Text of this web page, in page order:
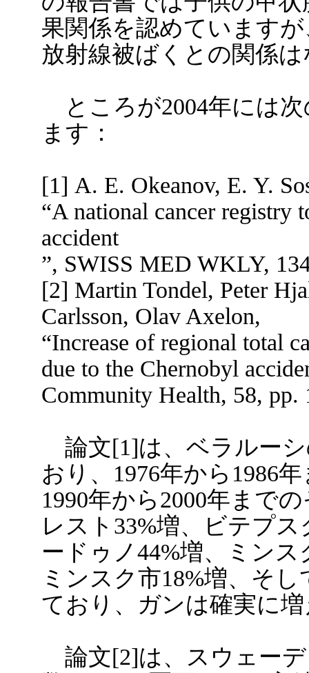
果関係を認めています
放射線被ばくとの関係
ところが2004年には
ます：
[1] A. E. Okeanov, E. Y.
“A national cancer registry
accident
”, SWISS MED WKLY,
[2] Martin Tondel, Peter
Carlsson, Olav Axelon,
“Increase of regional total
due to the Chernobyl
Community Health, 58, pp.
論文[1]は、ベラルー
おり、1976年から1986
1990年から2000年まで
レスト33%増、ビテプ
ードゥノ44%増、ミン
ミンスク市18%増、そ
ており、ガンは確実に
論文[2]は、スウェー